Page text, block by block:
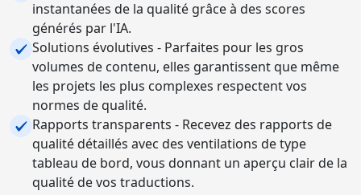
instantanées de la qualité grâce à des scores
générés par l'IA.
Solutions évolutives - Parfaites pour les gros
volumes de contenu, elles garantissent que même
les projets les plus complexes respectent vos
normes de qualité.
Rapports transparents - Recevez des rapports de
qualité détaillés avec des ventilations de type
tableau de bord, vous donnant un aperçu clair de la
qualité de vos traductions.